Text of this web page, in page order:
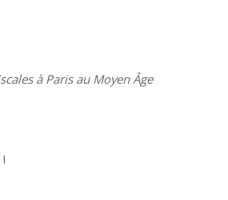
à Paris au Moyen Âge